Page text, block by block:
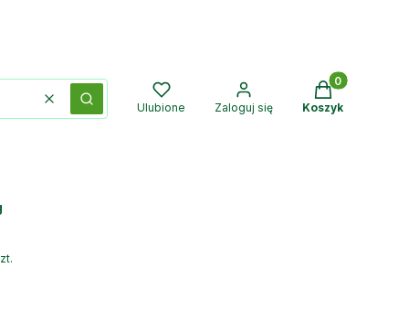
WyczyśćSzukaj Ulubione Zaloguj się
Produkty w
Koszyk